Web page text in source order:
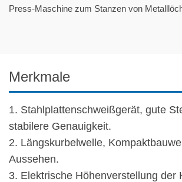
Press-Maschine zum Stanzen von
Merkmale
1. Stahlplattenschweißgerät, gute
stabilere Genauigkeit.
2. Längskurbelwelle,
Aussehen.
3. Elektrische Höhenverstellung der